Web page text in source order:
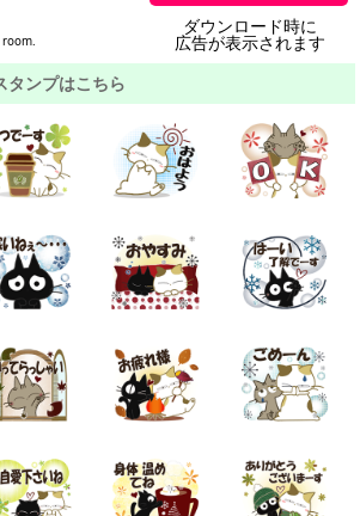
room.
ダウンロード時に
広告が表示されます
タンプはこちら